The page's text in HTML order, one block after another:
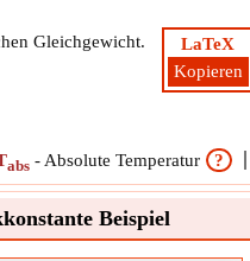
LaTeX
Kopieren
Gleichgewicht.
abs - Absolute Temperatur ?
Beispiel